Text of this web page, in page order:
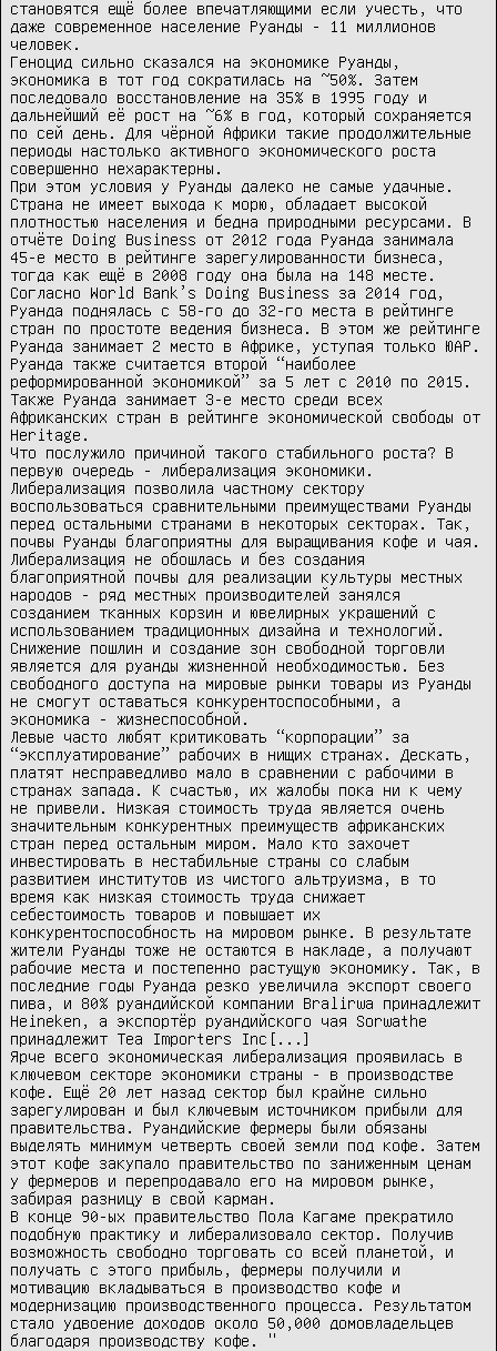
становятся ещё более впечатляющими если учесть, что
даже современное население Руанды - 11 миллионов
человек.
Геноцид сильно сказался на экономике Руанды,
экономика в тот год сократилась на ~50%. Затем
последовало восстановление на 35% в 1995 году и
дальнейший её рост на ~6% в год, который сохраняется
по сей день. Для чёрной Африки такие продолжительные
периоды настолько активного экономического роста
совершенно нехарактерны.
При этом условия у Руанды далеко не самые удачные.
Страна не имеет выхода к морю, обладает высокой
плотностью населения и бедна природными ресурсами. В
отчёте Doing Business от 2012 года Руанда занимала
45-е место в рейтинге зарегулированности бизнеса,
тогда как ещё в 2008 году она была на 148 месте.
Согласно World Bank’s Doing Business за 2014 год,
Руанда поднялась с 58-го до 32-го места в рейтинге
стран по простоте ведения бизнеса. В этом же рейтинге
Руанда занимает 2 место в Африке, уступая только ЮАР.
Руанда также считается второй “наиболее
реформированной экономикой” за 5 лет с 2010 по 2015.
Также Руанда занимает 3-е место среди всех
Африканских стран в рейтинге экономической свободы от
Heritage.
Что послужило причиной такого стабильного роста? В
первую очередь - либерализация экономики.
Либерализация позволила частному сектору
воспользоваться сравнительными преимуществами Руанды
перед остальными странами в некоторых секторах. Так,
почвы Руанды благоприятны для выращивания кофе и чая.
Либерализация не обошлась и без создания
благоприятной почвы для реализации культуры местных
народов - ряд местных производителей занялся
созданием тканных корзин и ювелирных украшений с
использованием традиционных дизайна и технологий.
Снижение пошлин и создание зон свободной торговли
является для руанды жизненной необходимостью. Без
свободного доступа на мировые рынки товары из Руанды
не смогут оставаться конкурентоспособными, а
экономика - жизнеспособной.
Левые часто любят критиковать “корпорации” за
“эксплуатирование” рабочих в нищих странах. Дескать,
платят несправедливо мало в сравнении с рабочими в
странах запада. К счастью, их жалобы пока ни к чему
не привели. Низкая стоимость труда является очень
значительным конкурентных преимуществ африканских
стран перед остальным миром. Мало кто захочет
инвестировать в нестабильные страны со слабым
развитием институтов из чистого альтруизма, в то
время как низкая стоимость труда снижает
себестоимость товаров и повышает их
конкурентоспособность на мировом рынке. В результате
жители Руанды тоже не остаются в накладе, а получают
рабочие места и постепенно растущую экономику. Так, в
последние годы Руанда резко увеличила экспорт своего
пива, и 80% руандийской компании Bralirwa принадлежит
Heineken, а экспортёр руандийского чая Sorwathe
принадлежит Tea Importers Inc[...]
Ярче всего экономическая либерализация проявилась в
ключевом секторе экономики страны - в производстве
кофе. Ещё 20 лет назад сектор был крайне сильно
зарегулирован и был ключевым источником прибыли для
правительства. Руандийские фермеры были обязаны
выделять минимум четверть своей земли под кофе. Затем
этот кофе закупало правительство по заниженным ценам
у фермеров и перепродавало его на мировом рынке,
забирая разницу в свой карман.
В конце 90-ых правительство Пола Кагаме прекратило
подобную практику и либерализовало сектор. Получив
возможность свободно торговать со всей планетой, и
получать с этого прибыль, фермеры получили и
мотивацию вкладываться в производство кофе и
модернизацию производственного процесса. Результатом
стало удвоение доходов около 50,000 домовладельцев
благодаря производству кофе. "